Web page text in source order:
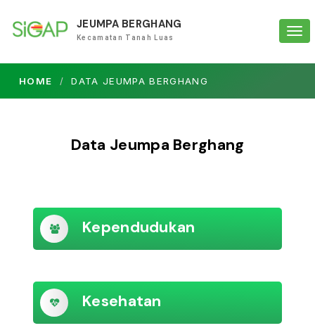
JEUMPA BERGHANG
Kecamatan Tanah Luas
HOME DATA JEUMPA BERGHANG
Data Jeumpa Berghang
Kependudukan
Kesehatan